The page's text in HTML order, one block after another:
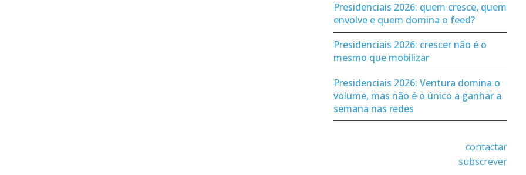
Presidenciais 2026: quem cresce, quem
envolve e quem domina o feed?
Presidenciais 2026: crescer não é o
mesmo que mobilizar
Presidenciais 2026: Ventura domina o
volume, mas não é o único a ganhar a
semana nas redes
contactar
subscrever